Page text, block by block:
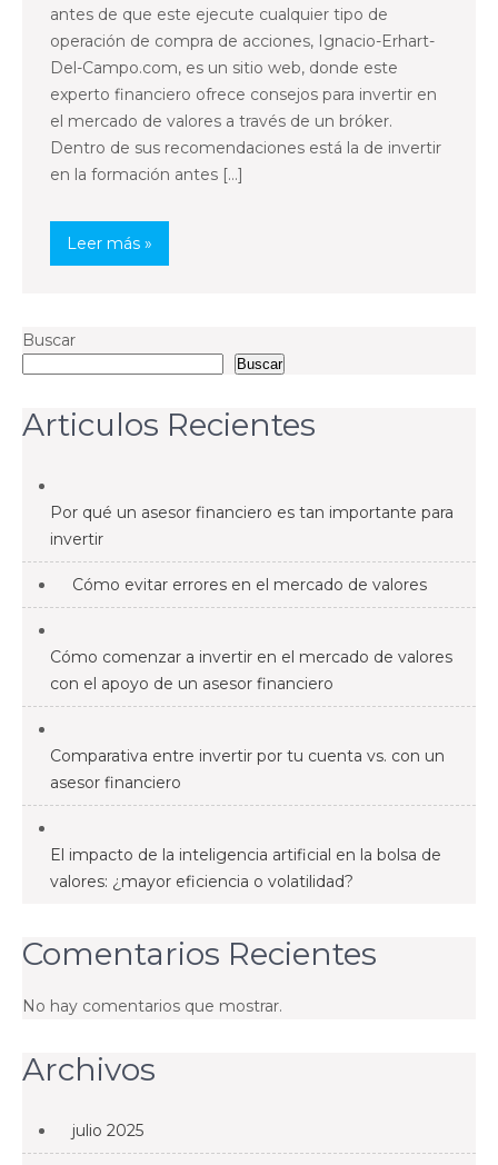
antes de que este ejecute cualquier tipo de
operación de compra de acciones, Ignacio-Erhart-
Del-Campo.com, es un sitio web, donde este
experto financiero ofrece consejos para invertir en
el mercado de valores a través de un bróker.
Dentro de sus recomendaciones está la de invertir
en la formación antes […]
Leer más »
Buscar
Buscar
Articulos Recientes
Por qué un asesor financiero es tan importante para
invertir
Cómo evitar errores en el mercado de valores
Cómo comenzar a invertir en el mercado de valores
con el apoyo de un asesor financiero
Comparativa entre invertir por tu cuenta vs. con un
asesor financiero
El impacto de la inteligencia artificial en la bolsa de
valores: ¿mayor eficiencia o volatilidad?
Comentarios Recientes
No hay comentarios que mostrar.
Archivos
julio 2025